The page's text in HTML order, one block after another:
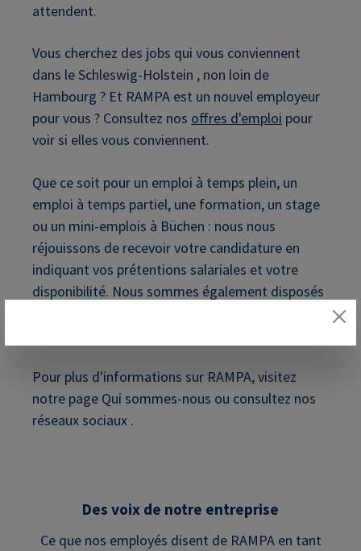
attendent.
Vous cherchez des jobs qui vous conviennent
dans le Schleswig-Holstein , non loin de
Hambourg ? Et RAMPA est un nouvel employeur
pour vous ? Consultez nos offres d'emploi pour
voir si elles vous conviennent.
Que ce soit pour un emploi à temps plein, un
emploi à temps partiel, une formation, un stage
ou un mini-emplois à Büchen : nous nous
réjouissons de recevoir votre candidature en
indiquant vos prétentions salariales et votre
disponibilité. Nous sommes également disposés
Pour plus d'informations sur RAMPA, visitez
notre page Qui sommes-nous ou consultez nos
réseaux sociaux .
Des voix de notre entreprise
Ce que nos employés disent de RAMPA en tant